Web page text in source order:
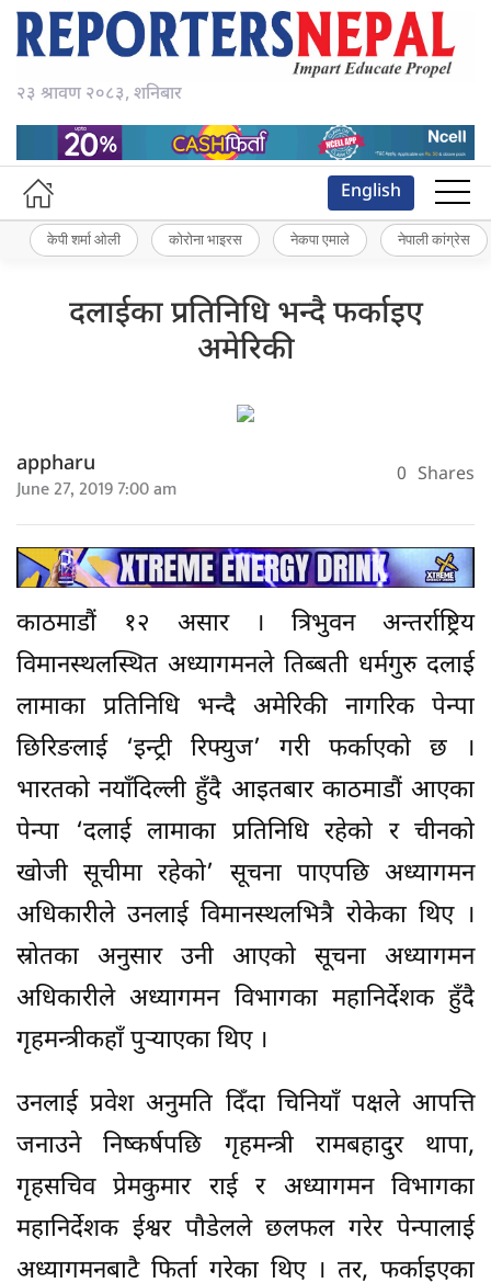
२३ श्रावण २०८३, शनिबार
English
केपी शर्मा ओली कोरोना भाइरस नेकपा एमाले नेपाली कांग्रेस
दलाईका प्रतिनिधि भन्दै फर्काइए
अमेरिकी
appharu
June 27, 2019 7:00 am 0 Shares
काठमाडौं १२ असार । त्रिभुवन अन्तर्राष्ट्रिय
विमानस्थलस्थित अध्यागमनले तिब्बती धर्मगुरु दलाई
लामाका प्रतिनिधि भन्दै अमेरिकी नागरिक पेन्पा
छिरिङलाई ‘इन्ट्री रिफ्युज’ गरी फर्काएको छ ।
भारतको नयाँदिल्ली हुँदै आइतबार काठमाडौं आएका
पेन्पा ‘दलाई लामाका प्रतिनिधि रहेको र चीनको
खोजी सूचीमा रहेको’ सूचना पाएपछि अध्यागमन
अधिकारीले उनलाई विमानस्थलभित्रै रोकेका थिए ।
स्रोतका अनुसार उनी आएको सूचना अध्यागमन
अधिकारीले अध्यागमन विभागका महानिर्देशक हुँदै
गृहमन्त्रीकहाँ पुर्‍याएका थिए ।
उनलाई प्रवेश अनुमति दिँदा चिनियाँ पक्षले आपत्ति
जनाउने निष्कर्षपछि गृहमन्त्री रामबहादुर थापा,
गृहसचिव प्रेमकुमार राई र अध्यागमन विभागका
महानिर्देशक ईश्वर पौडेलले छलफल गरेर पेन्पालाई
अध्यागमनबाटै फिर्ता गरेका थिए । तर, फर्काइएका